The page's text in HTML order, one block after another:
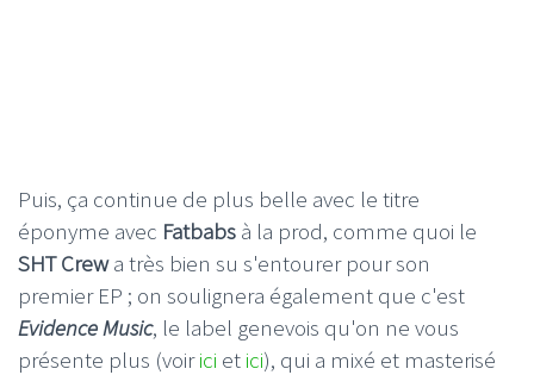
Puis, ça continue de plus belle avec le titre
éponyme avec Fatbabs à la prod, comme quoi le
SHT Crewa très bien su s'entourer pour son
premier EP ; on soulignera également que c'est
Evidence Music, le label genevois qu'on ne vous
présente plus (voirici et ici), qui a mixé et masterisé